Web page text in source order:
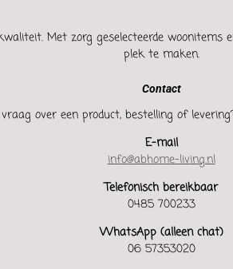
Met zorg geselecteerde woonitems
plek te maken.
Contact
over een product, bestelling of
E-mail
info@abhome-living.nl
Telefonisch bereikbaar
0485 700233
WhatsApp (alleen chat)
06 57353020